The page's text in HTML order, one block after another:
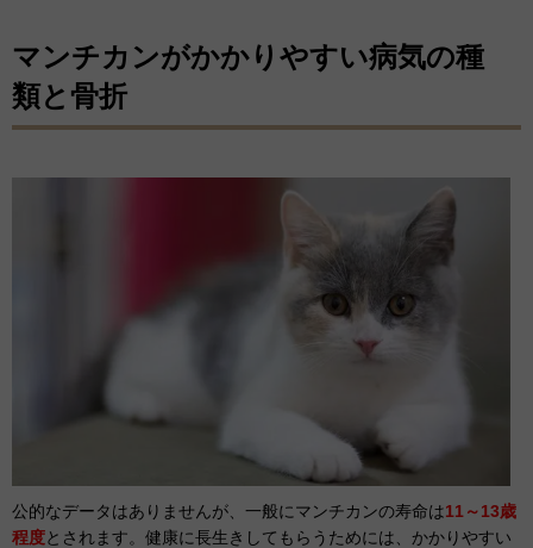
マンチカンがかかりやすい病気の種
類と骨折
公的なデータはありませんが、一般にマンチカンの寿命は11～13歳
程度とされます。健康に長生きしてもらうためには、かかりやすい